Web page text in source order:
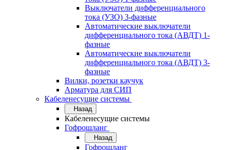
Выключатели дифференциального
тока (УЗО) 3-фазные
Автоматические выключатели
дифференциального тока (АВДТ) 1-
фазные
Автоматические выключатели
дифференциального тока (АВДТ) 3-
фазные
Вилки, розетки каучук
Арматура для СИП
Кабеленесущие системы
Назад
Кабеленесущие системы
Гофрошланг
Назад
Гофрошланг